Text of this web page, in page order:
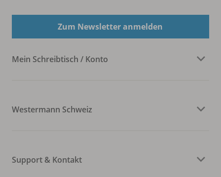
Zum Newsletter anmelden
Mein Schreibtisch / Konto
Westermann Schweiz
Support & Kontakt